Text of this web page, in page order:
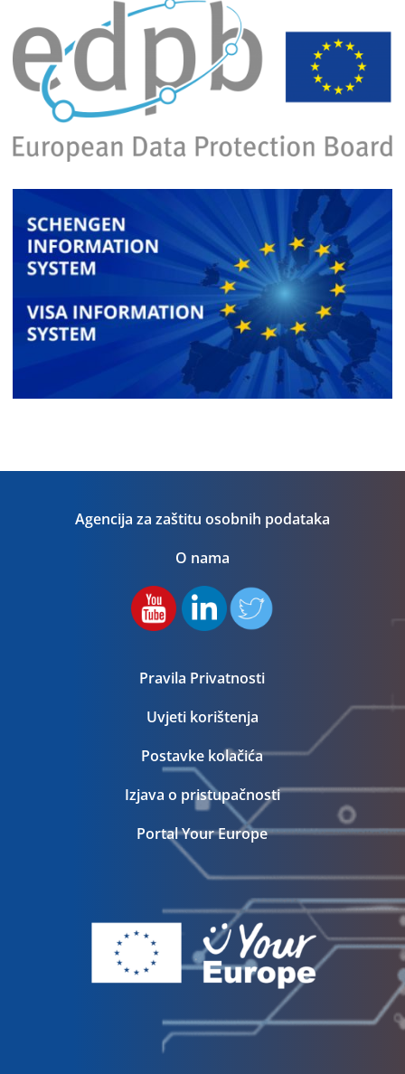
Agencija za zaštitu osobnih podataka
O nama
Pravila Privatnosti
Uvjeti korištenja
Postavke kolačića
Izjava o pristupačnosti
Portal Your Europe